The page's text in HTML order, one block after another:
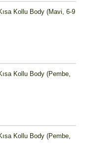
Kollu Body (Mavi, 6-9
Kollu Body (Pembe,
Kollu Body (Pembe,